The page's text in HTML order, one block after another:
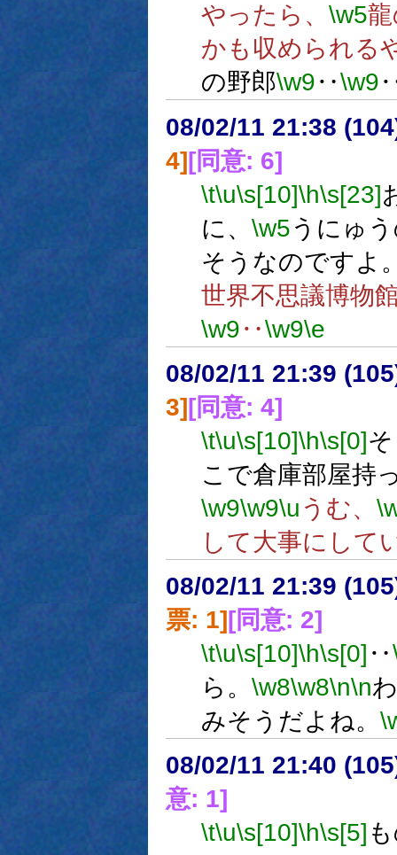
やったら、 \w5
かも収められる
の野郎\w9‥\w9
08/02/11 21:38
4][同意: 6]
\t\u\s[10]\h\s[23]
に、 \w5うにゅ
そうなのですよ
世界不思議博物
\w9‥\w9\e
08/02/11 21:39
3][同意: 4]
\t\u\s[10]\h\s[0]
こで倉庫部屋持
\w9\w9\u うむ、
して大事にして
08/02/11 21:39
票: 1][同意: 2]
\t\u\s[10]\h\s[0] ‥
ら。 \w8\w8\n\n
みそうだよね。
08/02/11 21:40
意: 1]
\t\u\s[10]\h\s[5]